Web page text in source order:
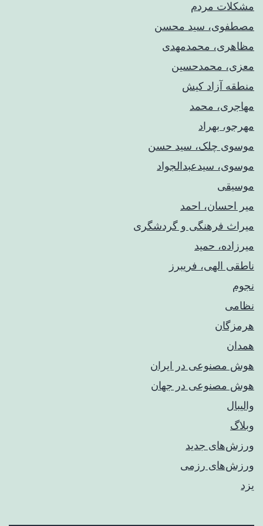
مشکلات مردم
مصطفوی، سید محسن
مظاهری، محمدمهدی
معزی، محمدحسین
منطقه آزاد کیش
مهاجری، محمد
مهرجو، بهراد
موسوی چلک، سید حسن
موسوی، سیدعبدالجواد
موسیقی
میر احسان، احمد
میراث فرهنگی و گردشگری
میرزاده، حمید
ناطقی الهی، فریبرز
نجوم
نظامی
هرمزگان
همدان
هوش مصنوعی در ایران
هوش مصنوعی در جهان
والیبال
وبلاگ
ورزش‌های جدید
ورزش‌های رزمی
یزد